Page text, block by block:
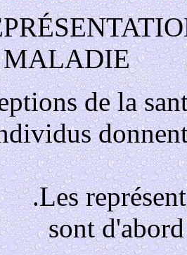
MALADIE
de la
.Les
sont